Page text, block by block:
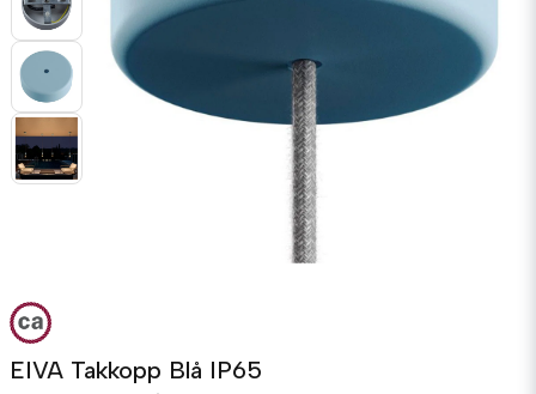
EIVA Takkopp Blå IP65